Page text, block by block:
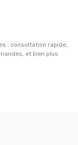
: consultation rapide,
et bien plus